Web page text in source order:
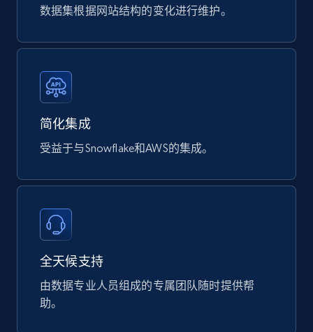
Product url, Category url, Part number,
Description, Manufacturer, Manufacturer url,
eCommerce
mercadolivre.com.br products
URL, Product id, Title, Breadcrumbs, Category,
Tags, Final price, Original price, and more.
数据集根据网站结构的变化进行维护。
简化集成
受益于与Snowflake和AWS的集成。
全天候支持
由数据专业人员组成的专属团队随时提供帮
助。